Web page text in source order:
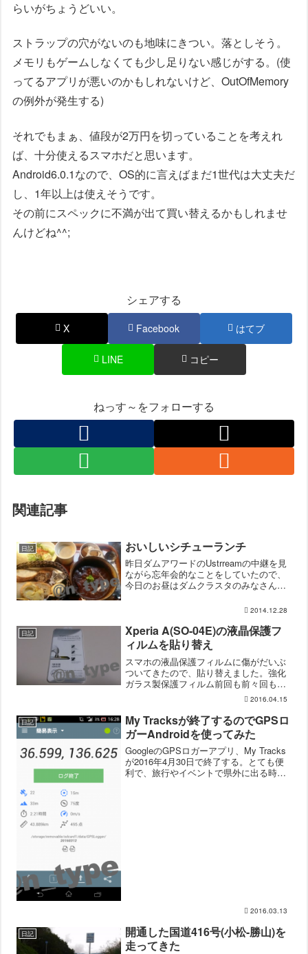
らいがちょうどいい。
ストラップの穴がないのも地味にきつい。落としそう。
メモリもゲームしなくても少し足りない感じがする。(使
ってるアプリが悪いのかもしれないけど、OutOfMemory
の例外が発生する)
それでもまぁ、値段が2万円を切っていることを考えれ
ば、十分使えるスマホだと思います。
Android6.0.1なので、OS的に言えばまだ1世代は大丈夫だ
し、1年以上は使えそうです。
その前にスペックに不満が出て買い替えるかもしれませ
んけどね^^;
シェアする
X Facebook はてブ
LINE コピー
ねっす～をフォローする
関連記事
日記 おいしいシチューランチ
昨日ダムアワードのUstrreamの中継を見
ながら忘年会的なことをしていたので、
今日のお昼はダムクラスタのみなさんと
(GURUMAN VITAL) パンの森 垂井本店
ュ...
2014.12.28
日記
Xperia A(SO-04E)の液晶保護フ
ィルムを貼り替え
スマホの液晶保護フィルムに傷がだいぶ
ついてきたので、貼り替えました。強化
ガラス製保護フィルム前回も前々回もス
マホカバーに付属していた保護フィルム
を貼っていたんですが、スマホカバーを
使うのをやめたので、今回は普通に保護
フィルム単品を買いました...
2016.04.15
日記
My Tracksが終了するのでGPSロ
ガーAndroidを使ってみた
GoogleのGPSロガーアプリ、My Tracks
が2016年4月30日で終了する。とても便
利で、旅行やイベントで県外に出る時な
2016.03.13
日記
開通した国道416号(小松-勝山)を
走ってきた